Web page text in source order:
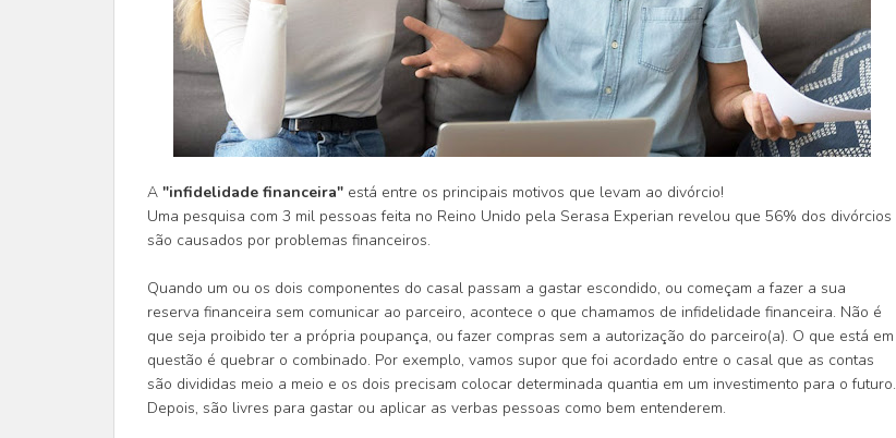
A "infidelidade financeira"está entre os principais motivos que levam ao divórcio!
Uma pesquisa com 3 mil pessoas feita no Reino Unido pela Serasa Experian revelou que 56% dos divórcios
são causados por problemas financeiros.
Quando um ou os dois componentes do casal passam a gastar escondido, ou começam a fazer a sua
reserva financeira sem comunicar ao parceiro, acontece o que chamamos de infidelidade financeira. Não é
que seja proibido ter a própria poupança, ou fazer compras sem a autorização do parceiro(a). O que está em
questão é quebrar o combinado. Por exemplo, vamos supor que foi acordado entre o casal que as contas
são divididas meio a meio e os dois precisam colocar determinada quantia em um investimento para o futuro.
Depois, são livres para gastar ou aplicar as verbas pessoas como bem entenderem.